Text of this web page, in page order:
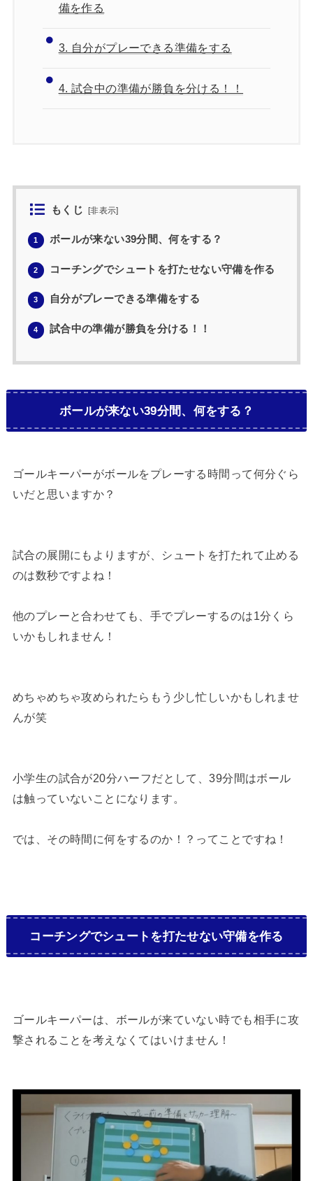
備を作る
3. 自分がプレーできる準備をする
4. 試合中の準備が勝負を分ける！！
もくじ [非表示]
1 ボールが来ない39分間、何をする？
2 コーチングでシュートを打たせない守備を作る
3 自分がプレーできる準備をする
4 試合中の準備が勝負を分ける！！
ボールが来ない39分間、何をする？
ゴールキーパーがボールをプレーする時間って何分ぐら
いだと思いますか？
試合の展開にもよりますが、シュートを打たれて止める
のは数秒ですよね！
他のプレーと合わせても、手でプレーするのは1分くら
いかもしれません！
めちゃめちゃ攻められたらもう少し忙しいかもしれませ
んが笑
小学生の試合が20分ハーフだとして、39分間はボール
は触っていないことになります。
では、その時間に何をするのか！？ってことですね！
コーチングでシュートを打たせない守備を作る
ゴールキーパーは、ボールが来ていない時でも相手に攻
撃されることを考えなくてはいけません！